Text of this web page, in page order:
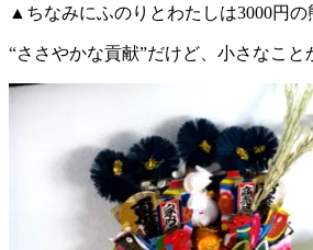
▲ちなみにふのりとわたしは3000円の
“ささやかな貢献”だけど、小さなこと